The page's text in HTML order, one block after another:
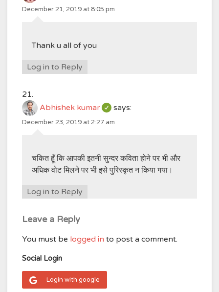
December 21, 2019 at 8:05 pm
Thank u all of you
Log in to Reply
Abhishek kumar says:
December 23, 2019 at 2:27 am
चकित हूँ कि आपकी इतनी सुन्दर कविता होने पर भी और
अधिक वोट मिलने पर भी इसे पुरिस्कृत न किया गया।
Log in to Reply
Leave a Reply
You must be logged in to post a comment.
Social Login
Login with google